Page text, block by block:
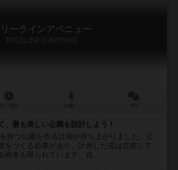
ーラインアベニュー
TREELINED AVENUE
、最も美しい公園を設計しよう！
持つ公園を作る計画が持ち上がりました。公
をつくる必要があり、計画した道は交差して
樹木も限られています。自...